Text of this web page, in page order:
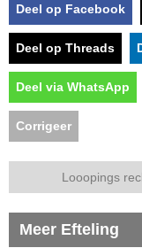
Deel op Facebook
Deel op Threads
Deel via WhatsApp
Corrigeer
Looopings
Meer Efteling